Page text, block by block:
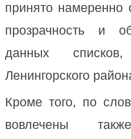
принято намеренно
прозрачность и
данных
Ленингорского
Кроме того, по
вовлечены